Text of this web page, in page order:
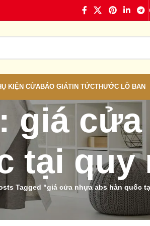
KIỆN CỬABÁO GIÁTIN TỨCTHƯỚC LỖ BAN
giá
tại quy
Tagged "giá cửa nhựa abs hàn quốc